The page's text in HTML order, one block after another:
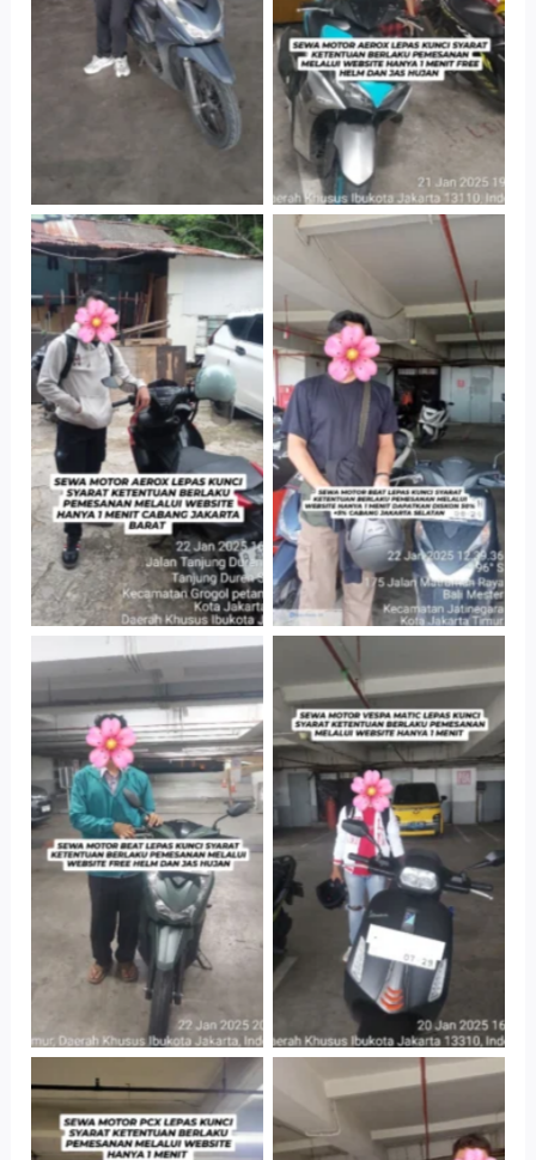
Parkir P6A
Parkir P6A
Cabang Jakarta
Barat
Cityplaza
Jatinegara Gedung
Parkir P6A
Cityplaza
Jatinegara Gedung
Parkir P6A
Cityplaza
Jatinegara Gedung
Parkir P6A